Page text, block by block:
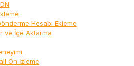
Hesabı Ekleme
ve İçe Aktarma
Ön İzleme